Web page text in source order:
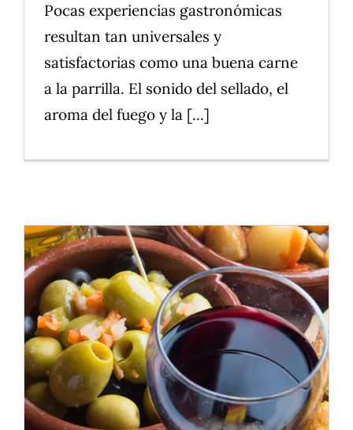
Pocas experiencias gastronómicas
resultan tan universales y
satisfactorias como una buena carne
a la parrilla. El sonido del sellado, el
aroma del fuego y la [...]
Vinos y Comida Española: Cómo
Elegir el Maridaje Perfecto
Alimentos Cocina saludable Postres Productos naturales